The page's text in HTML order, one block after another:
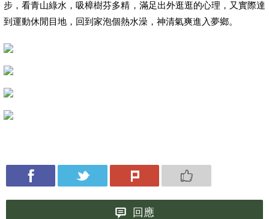
步，看青山綠水，吸樟樹芬多精，滿足出外逛逛的心理，又實際達
到運動休閒目地，回到家泡個熱水澡，神清氣爽進入夢鄉。
回應